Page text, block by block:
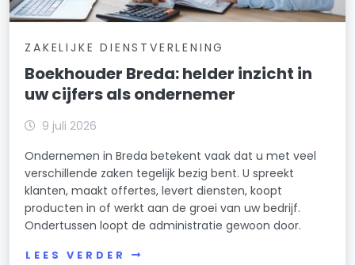
ZAKELIJKE DIENSTVERLENING
Boekhouder Breda: helder inzicht in
uw cijfers als ondernemer
9 juli 2026
Ondernemen in Breda betekent vaak dat u met veel
verschillende zaken tegelijk bezig bent. U spreekt
klanten, maakt offertes, levert diensten, koopt
producten in of werkt aan de groei van uw bedrijf.
Ondertussen loopt de administratie gewoon door.
LEES VERDER